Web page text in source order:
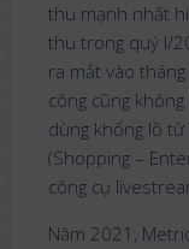
thu mạnh nhất
thu trong quý I/
ra mắt vào
công cũng
dùng khổng lồ
(Shopping –
công cụ
Năm 2021,